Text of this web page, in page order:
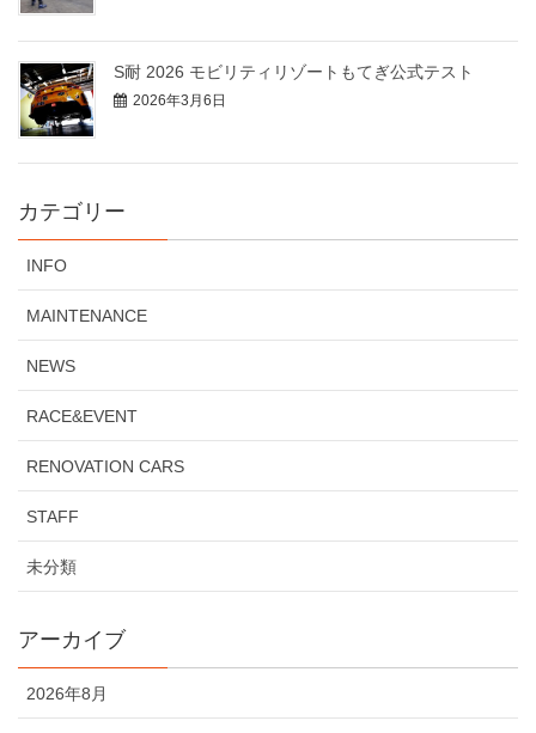
S耐 2026 モビリティリゾートもてぎ公式テスト
2026年3月6日
カテゴリー
INFO
MAINTENANCE
NEWS
RACE&EVENT
RENOVATION CARS
STAFF
未分類
アーカイブ
2026年8月